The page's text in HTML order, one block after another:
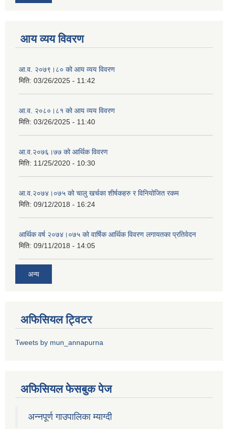
आय व्यय विवरण
आ.व. २०७९।८० को आय व्यय विवरण
मिति: 03/26/2025 - 11:42
आ.व. २०८०।८१ को आय व्यय विवरण
मिति: 03/26/2025 - 11:40
आ.व.२०७६।७७ को आर्थिक विवरण
मिति: 11/25/2020 - 10:30
आ.व.२०७४।०७५ को चालु खर्चका शीर्षकहरु र विनियोजित रकम
मिति: 09/12/2018 - 16:24
आर्थिक वर्ष २०७४।०७५ को वार्षिक आर्थिक विवरण लगायतका प्रतिवेदन
मिति: 09/11/2018 - 14:05
अन्य
अफिसियल ट्विटर
Tweets by mun_annapurna
अफिसियल फेसबुक पेज
अन्नपूर्ण गाउपालिका म्याग्दी